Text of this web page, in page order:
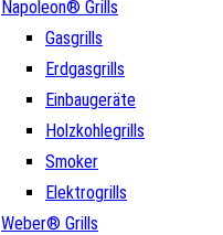
Napoleon® Grills
Gasgrills
Erdgasgrills
Einbaugeräte
Holzkohlegrills
Smoker
Elektrogrills
Weber® Grills